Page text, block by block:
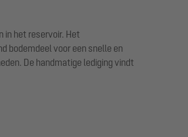
in het reservoir. Het
bodemdeel voor een snelle en
De handmatige lediging vindt